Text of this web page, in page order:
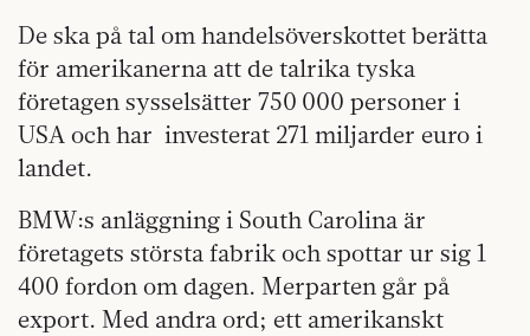
De ska på tal om handelsöverskottet berätta
för amerikanerna att de talrika tyska
företagen sysselsätter 750 000 personer i
USA och har investerat 271 miljarder euro i
landet.
BMW:s anläggning i South Carolina är
företagets största fabrik och spottar ur sig 1
400 fordon om dagen. Merparten går på
export. Med andra ord; ett amerikanskt